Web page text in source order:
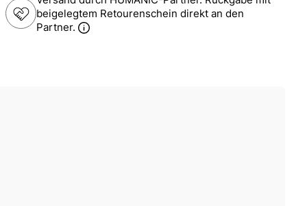
beigelegtem Retourenschein direkt an den
Partner.